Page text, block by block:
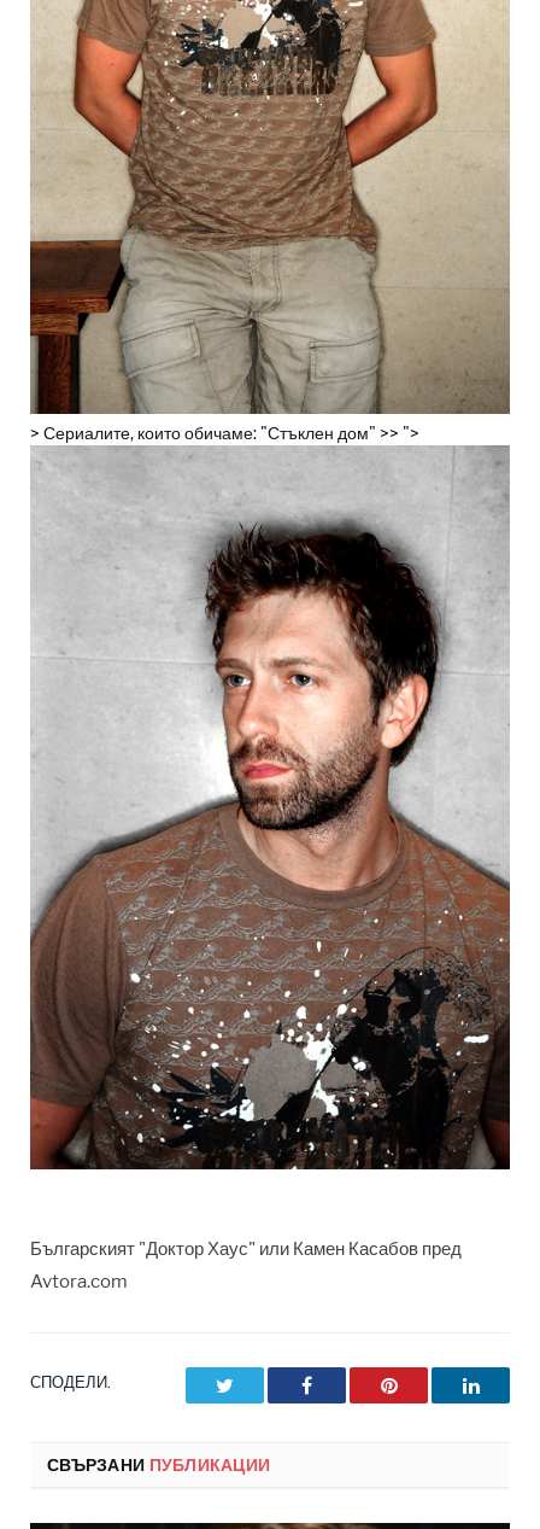
> Сериалите, които обичаме: "Стъклен дом" >> ">
Българският "Доктор Хаус" или Камен Касабов пред
Avtora.com
СПОДЕЛИ. Facebook Pinterest
СВЪРЗАНИ ПУБЛИКАЦИИ